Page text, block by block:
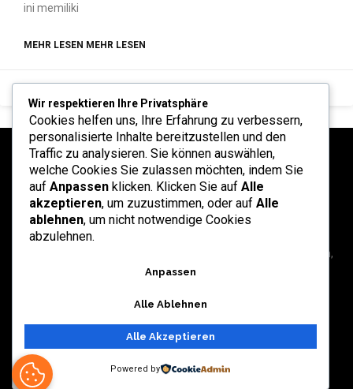
ini memiliki
MEHR LESEN MEHR LESEN
Januar 2, 2026
Ruang refleksi dan informasi yang didedikasikan untuk sekolah,
universitas, dan layanan profesional di Indonesia.
Kontakt Redaktion Rechtliche Hinweise Sitemap
Wir respektieren Ihre Privatsphäre
Cookies helfen uns, Ihre Erfahrung zu verbessern,
personalisierte Inhalte bereitzustellen und den
Traffic zu analysieren. Sie können auswählen,
welche Cookies Sie zulassen möchten, indem Sie
auf Anpassen klicken. Klicken Sie auf Alle
akzeptieren, um zuzustimmen, oder auf Alle
ablehnen, um nicht notwendige Cookies
abzulehnen.
Anpassen
Alle Ablehnen
Alle Akzeptieren
Powered by